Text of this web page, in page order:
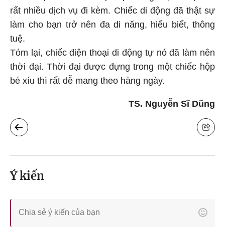
rất nhiều dịch vụ đi kèm. Chiếc di động đã thật sự
làm cho bạn trở nên đa di năng, hiểu biết, thông
tuệ.
Tóm lại, chiếc điện thoại di động tự nó đã làm nên
thời đại. Thời đại được đựng trong một chiếc hộp
bé xíu thì rất dễ mang theo hàng ngày.
TS. Nguyễn Sĩ Dũng
Ý kiến